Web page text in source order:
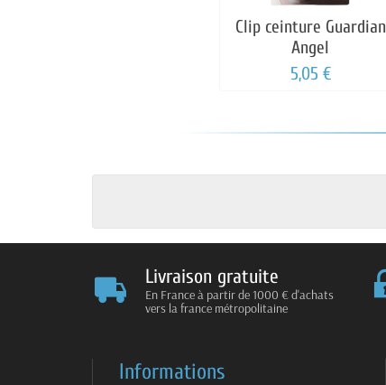
Clip ceinture Guardian
Angel
5,05 €
Livraison gratuite
En France à partir de 1000 € d'achats
vers la france métropolitaine
Informations